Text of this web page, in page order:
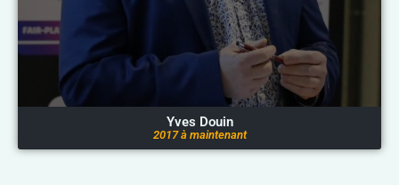
Yves Douin
2017 à maintenant